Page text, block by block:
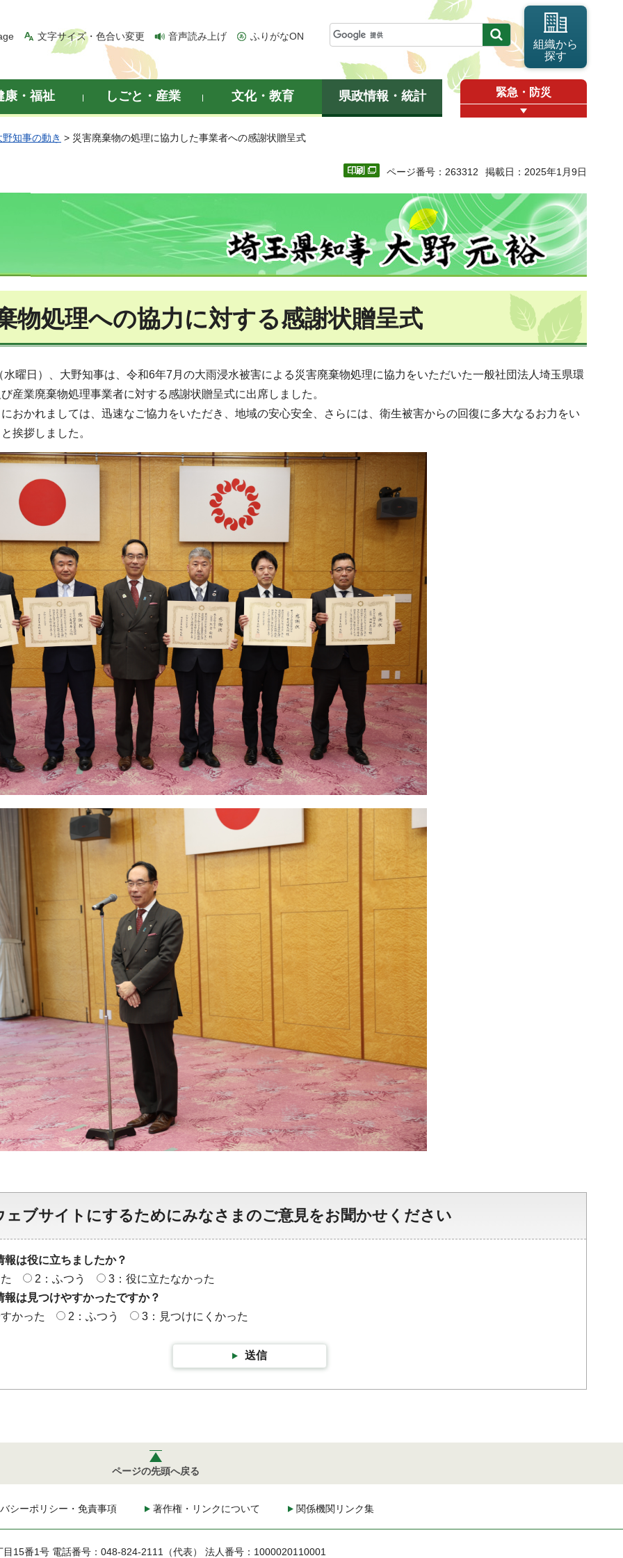
文字サイズ・色合い変更 音声読み上げ ふりがなON
組織から
探す
康・福祉 しごと・産業 文化・教育 県政情報・統計 緊急・防災
野知事の動き > 災害廃棄物の処理に協力した事業者への感謝状贈呈式
ページ番号：263312 掲載日：2025年1月9日
物処理への協力に対する感謝状贈呈式
曜日）、大野知事は、令和6年7月の大雨浸水被害による災害廃棄物処理に協力をいただいた一般社団法人埼玉県環
産業廃棄物処理事業者に対する感謝状贈呈式に出席しました。
おかれましては、迅速なご協力をいただき、地域の安心安全、さらには、衛生被害からの回復に多大なるお力をい
挨拶しました。
ェブサイトにするためにみなさまのご意見をお聞かせください
報は役に立ちましたか？
2：ふつう
3：役に立たなかった
報は見つけやすかったですか？
かった
2：ふつう 3：見つけにくかった
送信
ページの先頭へ戻る
シーポリシー・免責事項 著作権・リンクについて 関係機関リンク集
目15番1号 電話番号：048-824-2111（代表） 法人番号：1000020110001